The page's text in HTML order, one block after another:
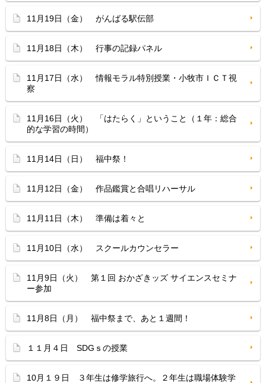
11月19日（金） がんばる駅伝部
11月18日（木） 行事の記録パネル
11月17日（水） 情報モラル特別授業・小牧市ＩＣＴ視
察
11月16日（火） 「はたらく」ということ（１年：総合
的な学習の時間）
11月14日（日） 福中祭！
11月12日（金） 作品鑑賞と合唱リハーサル
11月11日（木） 準備は着々と
11月10日（水） スクールカウンセラー
11月9日（火） 第１回 おかざきッズ サイエンスセミナ
ー参加
11月8日（月） 福中祭まで、あと１週間！
１１月４日 SDGｓの授業
10月１９日 ３年生は修学旅行へ。２年生は職場体験学